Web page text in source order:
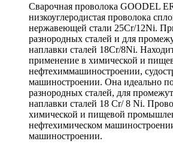
Сварочная проволока GOODEL
низкоуглеродистая проволока
нержавеющей стали 25Cr/12Ni.
разнородных сталей и для
наплавки сталей 18Cr/8Ni.
применение в химической и
нефтехиммашиностроении,
машиностроении. Она идеально
разнородных сталей, для
наплавки сталей 18 Cr/ 8 Ni.
химической и пищевой
нефтехимическом
машиностроении.